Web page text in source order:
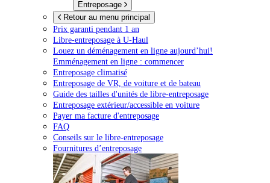
Entreposage
Retour au menu principal
Prix garanti pendant 1 an
Libre-entreposage à U-Haul
Louez un déménagement en ligne aujourd’hui!
Emménagement en ligne : commencer
Entreposage climatisé
Entreposage de VR, de voiture et de bateau
Guide des tailles d'unités de libre-entreposage
Entreposage extérieur/accessible en voiture
Payer ma facture d'entreposage
FAQ
Conseils sur le libre-entreposage
Fournitures d’entreposage